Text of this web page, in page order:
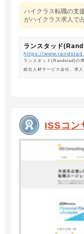
ハイクラス転職の支
がハイクラス求人で
ランスタッド
https://
ランスタッド(Randstad)の
総合人材サービス会社。求
ISSコン